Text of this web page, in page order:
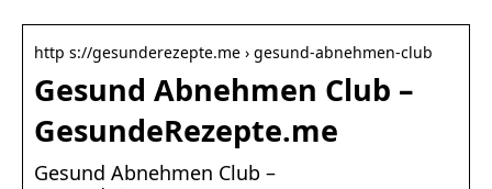
http s://gesunderezepte.me › gesund-abnehmen-club
Gesund Abnehmen Club –
GesundeRezepte.me
Gesund Abnehmen Club –